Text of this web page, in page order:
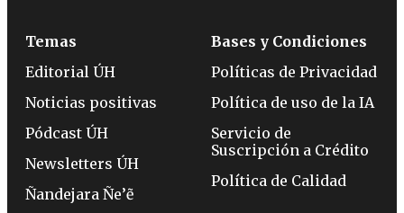
Temas
Editorial ÚH
Noticias positivas
Pódcast ÚH
Newsletters ÚH
Ñandejara Ñe’ẽ
Bases y Condiciones
Políticas de Privacidad
Política de uso de la IA
Servicio de
Suscripción a Crédito
Política de Calidad